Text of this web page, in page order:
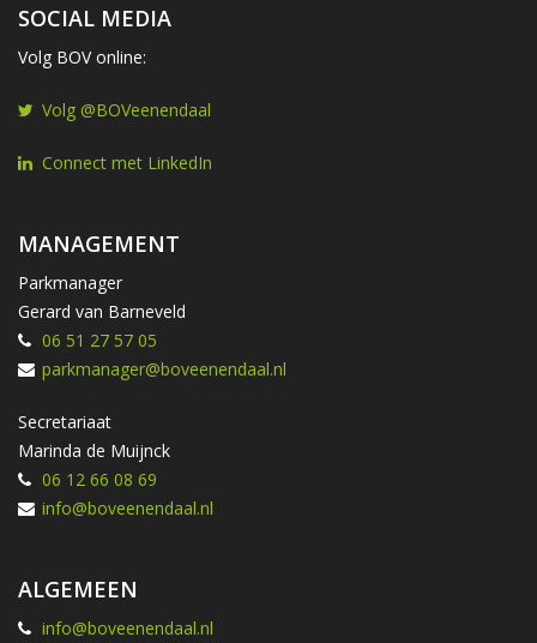
SOCIAL MEDIA
Volg BOV online:
Volg @BOVeenendaal
Connect met LinkedIn
MANAGEMENT
Parkmanager
Gerard van Barneveld
06 51 27 57 05
parkmanager@boveenendaal.nl
Secretariaat
Marinda de Muijnck
06 12 66 08 69
info@boveenendaal.nl
ALGEMEEN
info@boveenendaal.nl